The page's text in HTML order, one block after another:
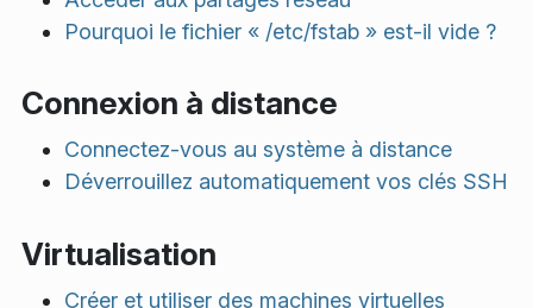
Pourquoi le fichier « /etc/fstab » est-il vide ?
Connexion à distance
Connectez-vous au système à distance
Déverrouillez automatiquement vos clés SSH
Virtualisation
Créer et utiliser des machines virtuelles